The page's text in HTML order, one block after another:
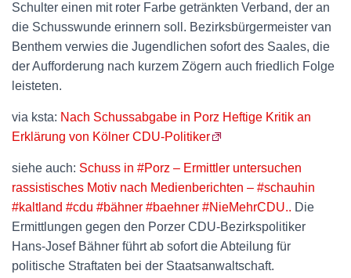
Schulter einen mit roter Farbe getränkten Verband, der an
die Schusswunde erinnern soll. Bezirksbürgermeister van
Benthem verwies die Jugendlichen sofort des Saales, die
der Aufforderung nach kurzem Zögern auch friedlich Folge
leisteten.
via ksta: Nach Schussabgabe in Porz Heftige Kritik an
Erklärung von Kölner CDU-Politiker
siehe auch: Schuss in #Porz – Ermittler untersuchen
rassistisches Motiv nach Medienberichten – #schauhin
#kaltland #cdu #bähner #baehner #NieMehrCDU.. Die
Ermittlungen gegen den Porzer CDU-Bezirkspolitiker
Hans-Josef Bähner führt ab sofort die Abteilung für
politische Straftaten bei der Staatsanwaltschaft.